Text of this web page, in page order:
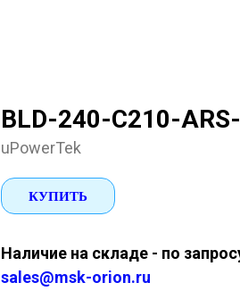
BLD-240-C210-
uPowerTek
КУПИТЬ
Наличие на складе - по
sales@msk-orion.ru